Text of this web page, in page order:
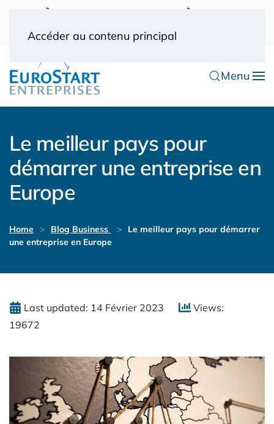
Accéder au contenu principal
(0) 1 53 57 49 10
0033 (0) 6 70 52 11 09
Menu
Le meilleur pays pour
démarrer une entreprise en
Europe
Home Blog Business
Le meilleur pays pour démarrer
une entreprise en Europe
Last updated: 14 Février 2023
Views:
19672